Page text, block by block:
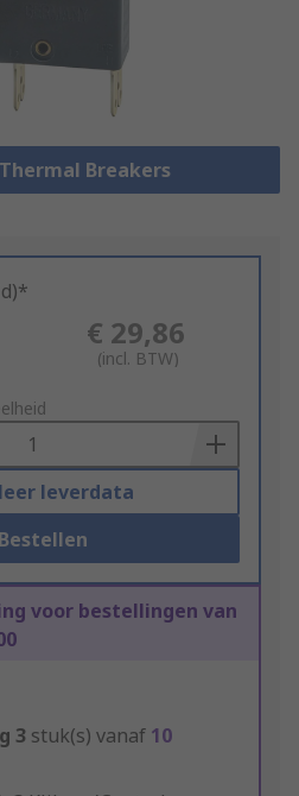
Breakers
€ 29,86
(incl. BTW)
leverdata
voor bestellingen van
3 stuk(s) vanaf 10